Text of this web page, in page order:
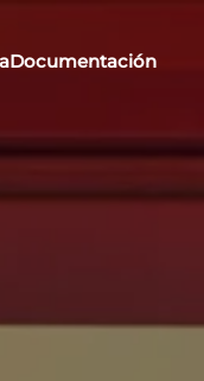
Documentación